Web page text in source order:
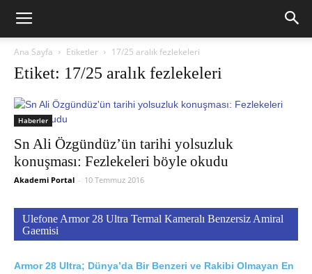
Ana Sayfa Etiketler 17/25 aralık fezlekeleri
Etiket: 17/25 aralık fezlekeleri
Haberler
Sn Ali Özgündüz’ün tarihi yolsuzluk
konuşması: Fezlekeleri böyle okudu
Akademi Portal - 10 Temmuz 2016
Ulefone Armor 28 Ultra Termal Kameralı Benzersiz Amiral
Gaemisi
Armor 28 Ultra; Dünya’da Bir Benzeri ve Rakibi Olmayan En